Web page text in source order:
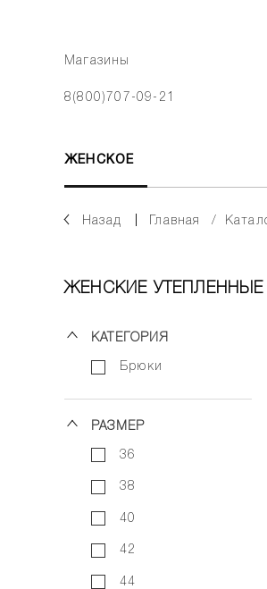
Магазины
8(800)707-09-21
ЖЕНСКОЕ
Назад главная
ЖЕНСКИЕ
КАТЕГОРИЯ
брюки
РАЗМЕР
36
38
40
42
44